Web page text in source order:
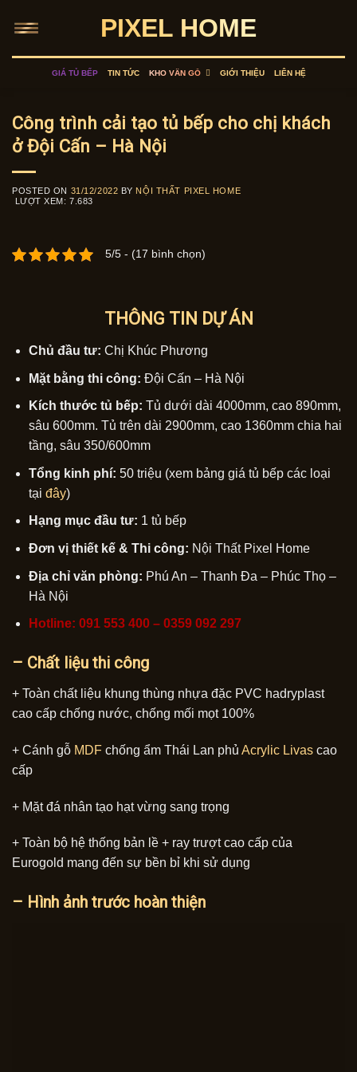
PIXEL HOME
GIÁ TỦ BẾP TIN TỨC KHO VÂN GỖ GIỚI THIỆU LIÊN HỆ
Công trình cải tạo tủ bếp cho chị khách
ở Đội Cấn – Hà Nội
POSTED ON 31/12/2022 BY NỘI THẤT PIXEL HOME
LƯỢT XEM: 7.683
5/5 - (17 bình chọn)
THÔNG TIN DỰ ÁN
Chủ đầu tư: Chị Khúc Phương
Mặt bằng thi công: Đội Cấn – Hà Nội
Kích thước tủ bếp: Tủ dưới dài 4000mm, cao 890mm,
sâu 600mm. Tủ trên dài 2900mm, cao 1360mm chia hai
tầng, sâu 350/600mm
Tổng kinh phí: 50 triệu (xem bảng giá tủ bếp các loại
tại đây)
Hạng mục đầu tư: 1 tủ bếp
Đơn vị thiết kế & Thi công: Nội Thất Pixel Home
Địa chỉ văn phòng: Phú An – Thanh Đa – Phúc Thọ –
Hà Nội
Hotline: 091 553 400 – 0359 092 297
– Chất liệu thi công
+ Toàn chất liệu khung thùng nhựa đặc PVC hadryplast
cao cấp chống nước, chống mối mọt 100%
+ Cánh gỗ MDF chống ẩm Thái Lan phủ Acrylic Livas cao
cấp
+ Mặt đá nhân tạo hạt vừng sang trọng
+ Toàn bộ hệ thống bản lề + ray trượt cao cấp của
Eurogold mang đến sự bền bỉ khi sử dụng
– Hình ảnh trước hoàn thiện